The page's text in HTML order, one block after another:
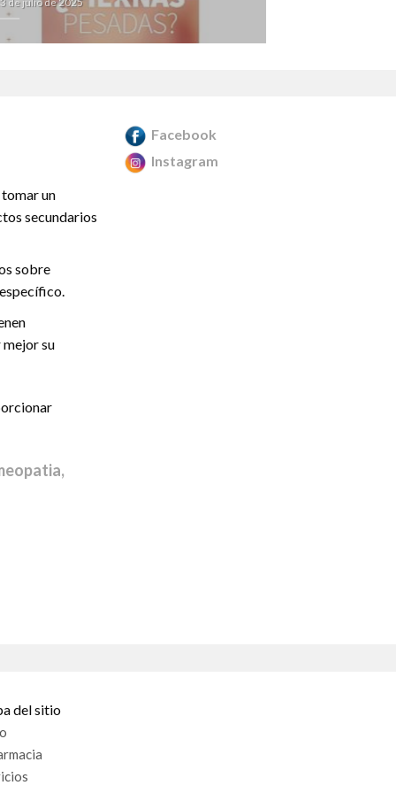
de julio de 2025
un
secundarios
sobre
su
Facebook
Instagram
del sitio